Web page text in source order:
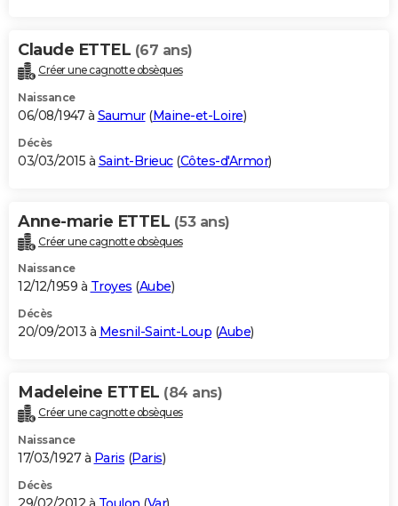
Claude ETTEL (67 ans)
Créer une cagnotte obsèques
Naissance
06/08/1947 à Saumur(Maine-et-Loire)
Décès
03/03/2015 à Saint-Brieuc(Côtes-d'Armor)
Anne-marie ETTEL (53 ans)
Créer une cagnotte obsèques
Naissance
12/12/1959 à Troyes (Aube)
Décès
20/09/2013 à Mesnil-Saint-Loup (Aube)
Madeleine ETTEL (84 ans)
Créer une cagnotte obsèques
Naissance
17/03/1927 à Paris (Paris)
Décès